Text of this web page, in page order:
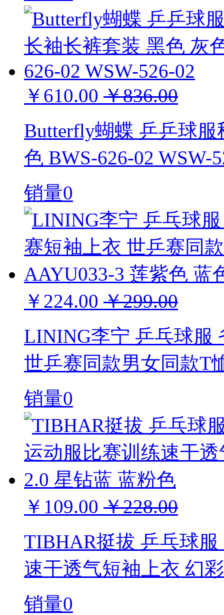
￥610.00 ￥836.00
Butterfly蝴蝶 乒乒球
色 BWS-626-02 WSW-
销量0
￥224.00 ￥299.00
LINING李宁 乒乓球服
世乒赛同款男女同款T
销量0
￥109.00 ￥228.00
TIBHAR挺拔 乒乓球
速干透气短袖上衣 幻
销量0